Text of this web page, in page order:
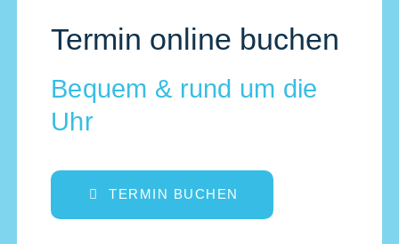
Termin online buchen
Bequem & rund um die
Uhr
TERMIN BUCHEN